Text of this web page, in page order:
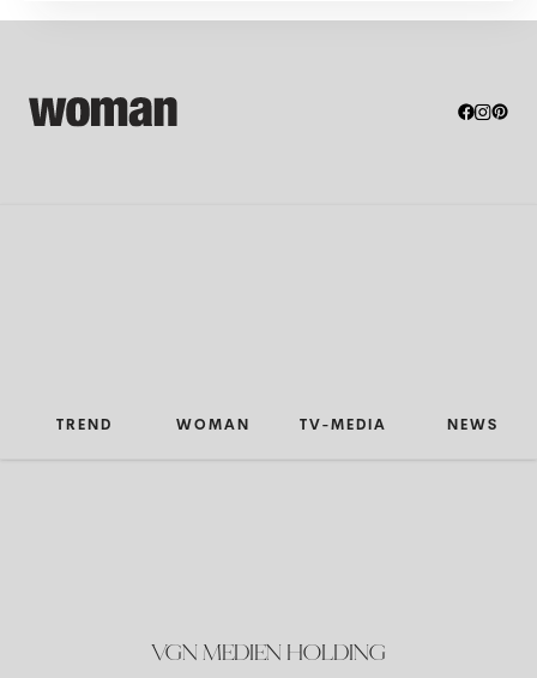
TREND WOMAN TV-MEDIA NEWS
VGN MEDIEN HOLDING